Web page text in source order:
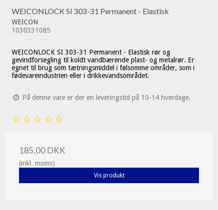
WEICONLOCK SI 303-31 Permanent - Elastisk
WEICON
1030331085
WEICONLOCK SI 303-31 Permanent - Elastisk rør og
gevindforsegling til koldt vandbærende plast- og metalrør. Er
egnet til brug som tætningsmiddel i følsomme områder, som i
fødevareindustrien eller i drikkevandsområdet.
På denne vare er der en leveringstid på 10-14 hverdage.
185,00 DKK
(inkl. moms)
Vis produkt